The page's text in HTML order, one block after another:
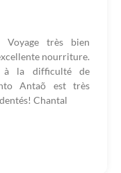
Voyage très bien
nourriture.
à la difficulté de
Antaõ est très
Chantal